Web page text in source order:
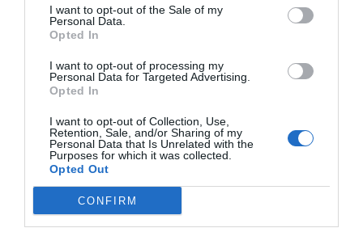
I want to opt-out of the Sale of my
Personal Data.
Opted In
I want to opt-out of processing my
Personal Data for Targeted Advertising.
Opted In
I want to opt-out of Collection, Use,
Retention, Sale, and/or Sharing of my
Personal Data that Is Unrelated with the
Purposes for which it was collected.
Opted Out
CONFIRM
Es por lo tanto una opción laboral al alza que viene
impulsada también por un número cada vez más
Miguel Ferrer, Head de Asuntos Públicos para el
sur de Europa en Glovo, destaca estos datos
porque, a su parecer, demuestran que hay
personas que ya prefieren trabajar en una
plataforma y que por lo tanto, su impacto
socioeconómico no se puede despreciar y se tiene
que analizar en positivo.